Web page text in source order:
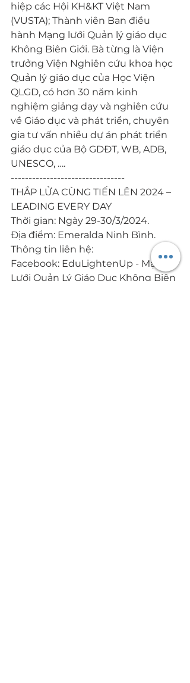
hiệp các Hội KH&KT Việt Nam
(VUSTA); Thành viên Ban điều
hành Mạng lưới Quản lý giáo dục
Không Biên Giới. Bà từng là Viện
trưởng Viện Nghiên cứu khoa học
Quản lý giáo dục của Học Viện
QLGD, có hơn 30 năm kinh
nghiệm giảng dạy và nghiên cứu
về Giáo dục và phát triển, chuyên
gia tư vấn nhiều dự án phát triển
giáo dục của Bộ GDĐT, WB, ADB,
UNESCO, ….
--------------------------------
THẮP LỬA CÙNG TIẾN LÊN 2024 –
LEADING EVERY DAY
Thời gian: Ngày 29-30/3/2024.
Địa điểm: Emeralda Ninh Bình.
Thông tin liên hệ:
Facebook: EduLightenUp - Mạng
Lưới Quản Lý Giáo Dục Không Biên